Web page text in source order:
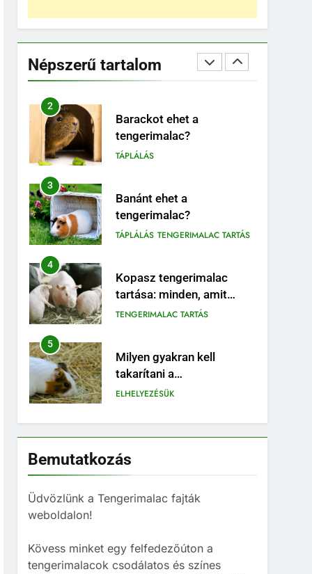
Népszerű tartalom
Barackot ehet a
tengerimalac?
TÁPLÁLÁS
3
Banánt ehet a
tengerimalac?
TÁPLÁLÁS
4
Kopasz tengerimalac
tartása: minden, amit
tudnod kell
TENGERIMALAC TARTÁS
5
Milyen gyakran kell
takarítani a
tengerimalacokat?
ELHELYEZÉSÜK
6
Milyen jelekből
ismerheted fel, ha a
tengerimalacod boldog –
BLOG
Miért nem ajánlott egyedül
tartani tengerimalacot –
és hogyan válassz neki
megfelelő társat?
BLOG
BLOG
Bemutatkozás
Üdvözlünk a Tengerimalac fajták
weboldalon!
Kövess minket egy felfedezőúton a
tengerimalacok csodálatos és színes